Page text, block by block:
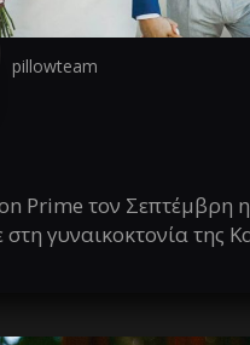
pillowteam
Prime τον Σεπτέμβρη
στη γυναικοκτονία της